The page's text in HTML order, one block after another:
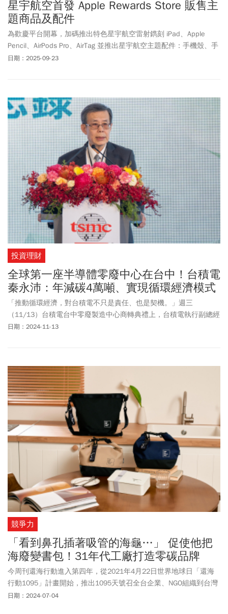
星宇航空首發 Apple Rewards Store 販售主
題商品及配件
為歡慶平台開幕，加碼推出特色星宇航空雷射鐫刻 iPad、Apple
Pencil、AirPods Pro、AirTag 並推出星宇航空主題配件：手機殼、手
機支架及手機掛繩。即日起亦將於平台正式開賣 iPhone17 系列手
日期：2025-09-23
投資理財
全球第一座半導體零廢中心在台中！台積電
秦永沛：年減碳4萬噸、實現循環經濟模式
「推動循環經濟，對台積電不只是責任、也是契機。」週三
（11/13）台積電台中零廢製造中心商轉典禮上，台積電執行副總經
理暨共同營運長秦永沛在致詞中強調，這不但是半導體產業第一座
日期：2024-11-13
競爭力
「看到鼻孔插著吸管的海龜…」 促使他把
海廢變書包！31年代工廠打造零碳品牌
今周刊還海行動進入第四年，從2021年4月22日世界地球日「還海
行動1095」計畫開始，推出1095天號召全台企業、NGO組織到台灣
海岸淨灘，並將收集到的廢棄物製成商品，喚起大家對海洋環境保
日期：2024-07-04